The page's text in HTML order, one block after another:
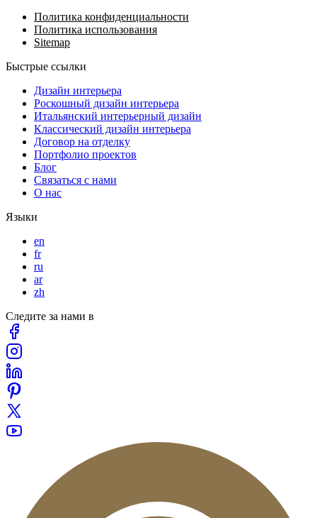
Политика конфиденциальности
Политика использования
Sitemap
Быстрые ссылки
Дизайн интерьера
Роскошный дизайн интерьера
Итальянский интерьерный дизайн
Классический дизайн интерьера
Договор на отделку
Портфолио проектов
Блог
Связаться с нами
О нас
Языки
en
fr
ru
ar
zh
Следите за нами в